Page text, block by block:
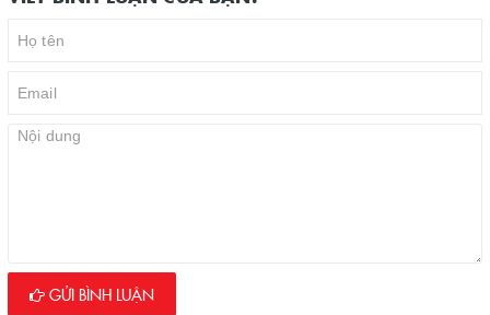
GỬI BÌNH LUẬN